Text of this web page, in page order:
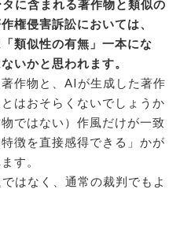
に含まれる著作物と類似の
権侵害訴訟においては、
類似性の有無」一本にな
いかと思われます。
作物と、AIが生成した著作
はおそらくないでしょうか
ではない）作風だけが一致
徴を直接感得できる」かが
す。
はなく、通常の裁判でもよ